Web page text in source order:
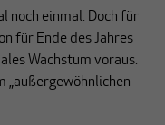
noch einmal. Doch für
für Ende des Jahres
Wachstum voraus.
„außergewöhnlichen